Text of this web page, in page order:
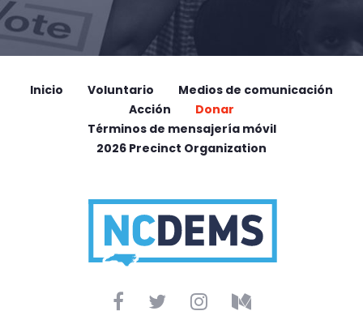
Inicio Voluntario
Medios de comunicación
Acción
Donar
Términos de mensajería móvil
2026 Precinct Organization